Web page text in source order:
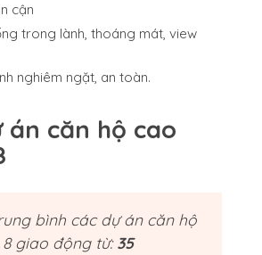
cận
trong lành, thoáng mát, view
nghiêm ngặt, an toàn.
án căn hộ cao
bình các dự án căn hộ
giao động từ:35